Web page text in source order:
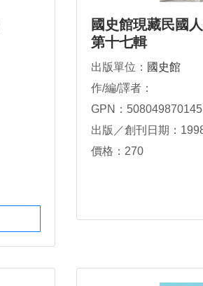
國史館現藏民國
第十七輯
出版單位： 國史館
作/編/譯者：
GPN：508049870145
出版／創刊日期：
價格：270